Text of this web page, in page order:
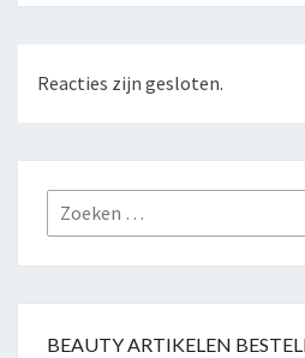
Reacties zijn gesloten.
Zoeken
naar:
BEAUTY ARTIKELEN